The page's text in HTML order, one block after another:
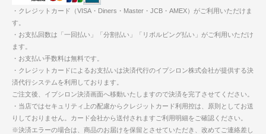
・クレジットカード（VISA・Diners・Master・JCB・AMEX）がご利用いただけま
す。
・お支払回数は「一回払い」「分割払い」「リボルビング払い」がご利用いただけ
ます。
・お支払い手数料は無料です。
・クレジットカードによるお支払いは決済代行のイプシロン株式会社が提供する決
済代行システムを利用しております。
ご注文後、イプシロン決済画面へ移動いたしますので決済を完了させてください。
・当店ではセキュリティ上の配慮からクレジットカード利用控は、原則としてお送
りしておりません。カード会社から送付されますご利用明細をご確認ください。
※決済エラーの場合は、商品のお届けを保留とさせていただき、改めてご連絡差し